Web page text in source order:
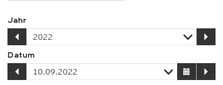
Kalibrierte Summe, >30mm in 24std
Kalibrierte Summe, >50mm in 24std
Einzugsgebiete
Radarsummen (DWD)
Satellitensummen
Jahr
Datum